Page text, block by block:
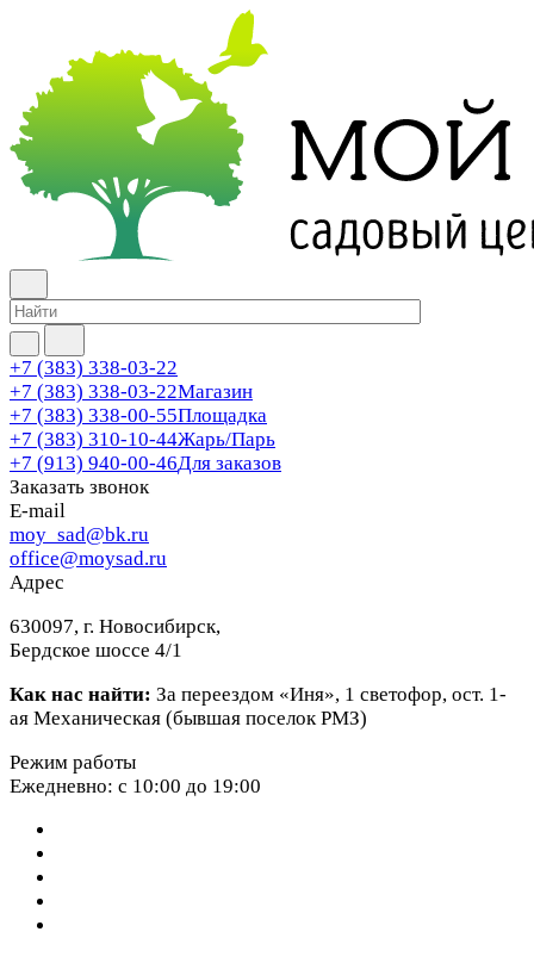
+7 (383) 338-03-22
+7 (383) 338-03-22Магазин
+7 (383) 338-00-55Площадка
+7 (383) 310-10-44Жарь/Парь
+7 (913) 940-00-46Для заказов
Заказать звонок
E-mail
moy_sad@bk.ru
office@moysad.ru
Адрес
630097, г. Новосибирск,
Бердское шоссе 4/1
Как нас найти: За переездом «Иня», 1 светофор, ост. 1-
ая Механическая (бывшая поселок РМЗ)
Режим работы
Ежедневно: с 10:00 до 19:00